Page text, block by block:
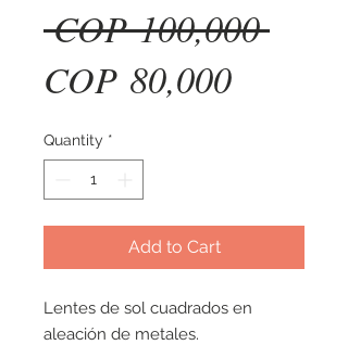
COP 100,000
COP 80,000Sale
Quantity *
Add to Cart
Lentes de sol cuadrados en
aleación de metales.